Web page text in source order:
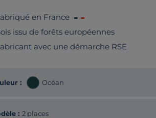
en France
issu de forêts européennes
avec une démarche RSE
: Océan
: 2 places